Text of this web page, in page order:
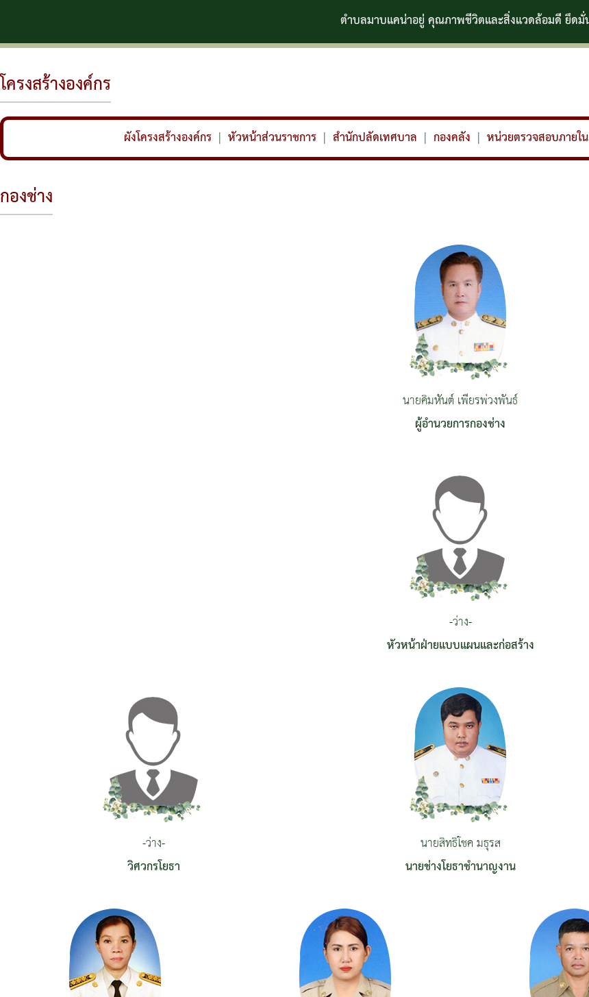
ตำบลมาบแคน่าอยู่ คุณภาพชีวิตและสิ่งแวดล้อมดี ยึดมั่นธรรมาภิบาล
โครงสร้างองค์กร
ผังโครงสร้างองค์กร | หัวหน้าส่วนราชการ | สำนักปลัดเทศบาล | กองคลัง | หน่วยตรวจสอบภายใน
กองช่าง
นายคิมหันต์ เพียรพ่วงพันธ์
ผู้อำนวยการกองช่าง
-ว่าง-
หัวหน้าฝ่ายแบบแผนและก่อสร้าง
-ว่าง-
วิศวกรโยธา
นายสิทธิโชค มธุรส
นายช่างโยธาชำนาญงาน